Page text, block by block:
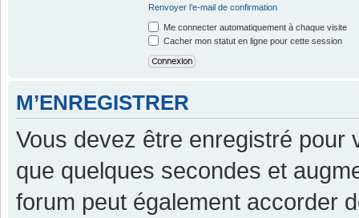
Renvoyer l’e-mail de confirmation
Me connecter automatiquement à chaque visite
Cacher mon statut en ligne pour cette session
M’ENREGISTRER
Vous devez être enregistré pour
que quelques secondes et
forum peut également accorder